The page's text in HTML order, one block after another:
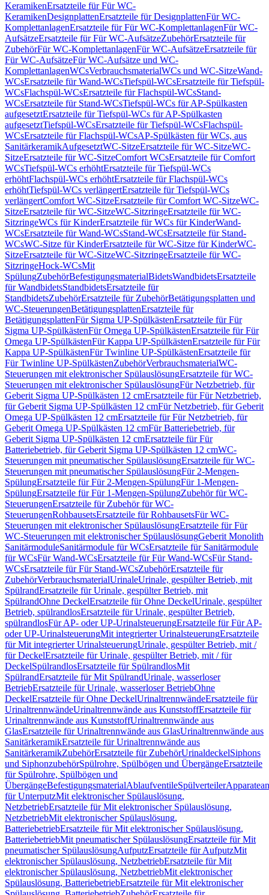
KeramikenErsatzteile für Für WC-
KeramikenDesignplattenErsatzteile für DesignplattenFür WC-
KomplettanlagenErsatzteile für Für WC-KomplettanlagenFür WC-
AufsätzeErsatzteile für Für WC-AufsätzeZubehörErsatzteile für
ZubehörFür WC-KomplettanlagenFür WC-AufsätzeErsatzteile für
Für WC-AufsätzeFür WC-Aufsätze und WC-
KomplettanlagenWCsVerbrauchsmaterialWCs und WC-SitzeWand-
WCsErsatzteile für Wand-WCsTiefspül-WCsErsatzteile für Tiefspül-
WCsFlachspül-WCsErsatzteile für Flachspül-WCsStand-
WCsErsatzteile für Stand-WCsTiefspül-WCs für AP-Spülkasten
aufgesetztErsatzteile für Tiefspül-WCs für AP-Spülkasten
aufgesetztTiefspül-WCsErsatzteile für Tiefspül-WCsFlachspül-
WCsErsatzteile für Flachspül-WCsAP-Spülkästen für WCs, aus
SanitärkeramikAufgesetztWC-SitzeErsatzteile für WC-SitzeWC-
SitzeErsatzteile für WC-SitzeComfort WCsErsatzteile für Comfort
WCsTiefspül-WCs erhöhtErsatzteile für Tiefspül-WCs
erhöhtFlachspül-WCs erhöhtErsatzteile für Flachspül-WCs
erhöhtTiefspül-WCs verlängertErsatzteile für Tiefspül-WCs
verlängertComfort WC-SitzeErsatzteile für Comfort WC-SitzeWC-
SitzeErsatzteile für WC-SitzeWC-SitzringeErsatzteile für WC-
SitzringeWCs für KinderErsatzteile für WCs für KinderWand-
WCsErsatzteile für Wand-WCsStand-WCsErsatzteile für Stand-
WCsWC-Sitze für KinderErsatzteile für WC-Sitze für KinderWC-
SitzeErsatzteile für WC-SitzeWC-SitzringeErsatzteile für WC-
SitzringeHock-WCsMit
SpülungZubehörBefestigungsmaterialBidetsWandbidetsErsatzteile
für WandbidetsStandbidetsErsatzteile für
StandbidetsZubehörErsatzteile für ZubehörBetätigungsplatten und
WC-SteuerungenBetätigungsplattenErsatzteile für
BetätigungsplattenFür Sigma UP-SpülkästenErsatzteile für Für
Sigma UP-SpülkästenFür Omega UP-SpülkästenErsatzteile für Für
Omega UP-SpülkästenFür Kappa UP-SpülkästenErsatzteile für Für
Kappa UP-SpülkästenFür Twinline UP-SpülkästenErsatzteile für
Für Twinline UP-SpülkästenZubehörVerbrauchsmaterialWC-
Steuerungen mit elektronischer SpülauslösungErsatzteile für WC-
Steuerungen mit elektronischer SpülauslösungFür Netzbetrieb, für
Geberit Sigma UP-Spülkästen 12 cmErsatzteile für Für Netzbetrieb,
für Geberit Sigma UP-Spülkästen 12 cmFür Netzbetrieb, für Geberit
Omega UP-Spülkästen 12 cmErsatzteile für Für Netzbetrieb, für
Geberit Omega UP-Spülkästen 12 cmFür Batteriebetrieb, für
Geberit Sigma UP-Spülkästen 12 cmErsatzteile für Für
Batteriebetrieb, für Geberit Sigma UP-Spülkästen 12 cmWC-
Steuerungen mit pneumatischer SpülauslösungErsatzteile für WC-
Steuerungen mit pneumatischer SpülauslösungFür 2-Mengen-
SpülungErsatzteile für Für 2-Mengen-SpülungFür 1-Mengen-
SpülungErsatzteile für Für 1-Mengen-SpülungZubehör für WC-
SteuerungenErsatzteile für Zubehör für WC-
SteuerungenRohbausetsErsatzteile für RohbausetsFür WC-
Steuerungen mit elektronischer SpülauslösungErsatzteile für Für
WC-Steuerungen mit elektronischer SpülauslösungGeberit Monolith
SanitärmoduleSanitärmodule für WCsErsatzteile für Sanitärmodule
für WCsFür Wand-WCsErsatzteile für Für Wand-WCsFür Stand-
WCsErsatzteile für Für Stand-WCsZubehörErsatzteile für
ZubehörVerbrauchsmaterialUrinaleUrinale, gespülter Betrieb, mit
SpülrandErsatzteile für Urinale, gespülter Betrieb, mit
SpülrandOhne DeckelErsatzteile für Ohne DeckelUrinale, gespülter
Betrieb, spülrandlosErsatzteile für Urinale, gespülter Betrieb,
spülrandlosFür AP- oder UP-UrinalsteuerungErsatzteile für Für AP-
oder UP-UrinalsteuerungMit integrierter UrinalsteuerungErsatzteile
für Mit integrierter UrinalsteuerungUrinale, gespülter Betrieb, mit /
für DeckelErsatzteile für Urinale, gespülter Betrieb, mit / für
DeckelSpülrandlosErsatzteile für SpülrandlosMit
SpülrandErsatzteile für Mit SpülrandUrinale, wasserloser
BetriebErsatzteile für Urinale, wasserloser BetriebOhne
DeckelErsatzteile für Ohne DeckelUrinaltrennwändeErsatzteile für
UrinaltrennwändeUrinaltrennwände aus KunststoffErsatzteile für
Urinaltrennwände aus KunststoffUrinaltrennwände aus
GlasErsatzteile für Urinaltrennwände aus GlasUrinaltrennwände aus
SanitärkeramikErsatzteile für Urinaltrennwände aus
SanitärkeramikZubehörErsatzteile für ZubehörUrinaldeckelSiphons
und SiphonzubehörSpülrohre, Spülbögen und ÜbergängeErsatzteile
für Spülrohre, Spülbögen und
ÜbergängeBefestigungsmaterialAblaufventileSpülverteiler
für UnterputzMit elektronischer Spülauslösung,
NetzbetriebErsatzteile für Mit elektronischer Spülauslösung,
NetzbetriebMit elektronischer Spülauslösung,
BatteriebetriebErsatzteile für Mit elektronischer Spülauslösung,
BatteriebetriebMit pneumatischer SpülauslösungErsatzteile für Mit
pneumatischer SpülauslösungAufputzErsatzteile für AufputzMit
elektronischer Spülauslösung, NetzbetriebErsatzteile für Mit
elektronischer Spülauslösung, NetzbetriebMit elektronischer
Spülauslösung, BatteriebetriebErsatzteile für Mit elektronischer